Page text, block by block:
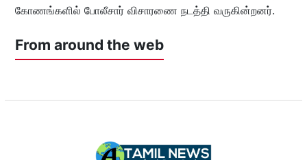
கோணங்களில் போலீசார் விசாரணை நடத்தி வருகின்றனர்.
From around the web